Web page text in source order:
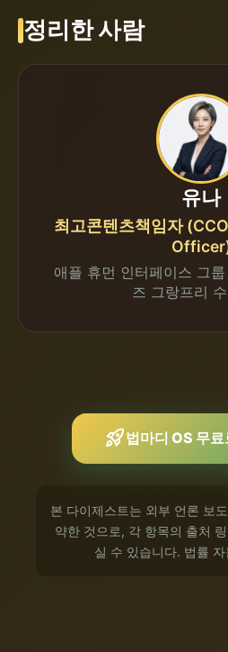
정리한 사람
유나
최고콘텐츠책임자
애플 휴먼 인터페이스 그
즈 그랑프리
rocket_launch법마디 OS 무
본 다이제스트는 외부 언론 보
약한 것으로, 각 항목의 출처
실 수 있습니다. 법률